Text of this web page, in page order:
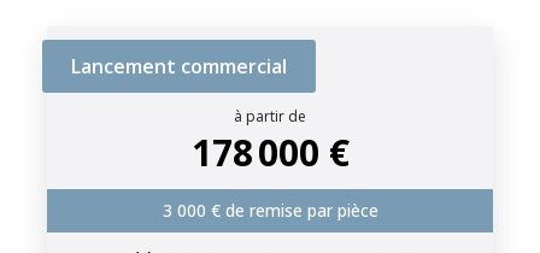
Lancement commercial
à partir de
178 000 €
3 000 € de remise par pièce